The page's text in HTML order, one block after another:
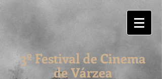
3º Festival de Cinema
de Várzea